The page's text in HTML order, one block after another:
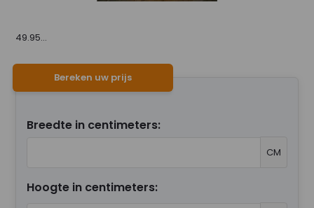
49.95...
Bereken uw prijs
Breedte in centimeters:
CM
Hoogte in centimeters: